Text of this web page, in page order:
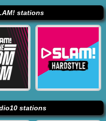
stations
stations